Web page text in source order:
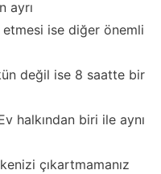
ayrı
ise diğer önemli
değil ise 8 saatte bir
halkından biri ile aynı
çıkartmamanız